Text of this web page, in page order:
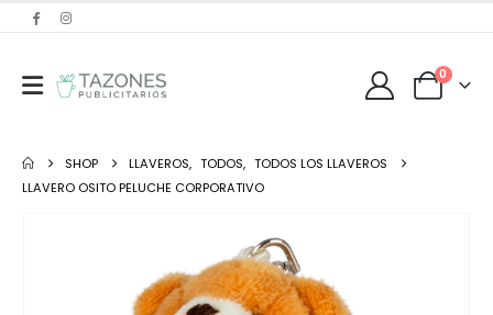
0
SHOP LLAVEROS, TODOS, TODOS LOS LLAVEROS
LLAVERO OSITO PELUCHE CORPORATIVO